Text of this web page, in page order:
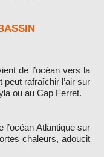
de l’océan vers la
rafraîchir l’air sur
ou au Cap Ferret.
l’océan Atlantique sur
chaleurs, adoucit